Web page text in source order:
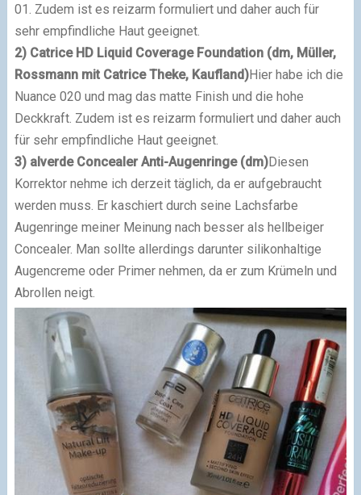
01. Zudem ist es reizarm formuliert und daher auch für
sehr empfindliche Haut geeignet.
2) Catrice HD Liquid Coverage Foundation (dm, Müller,
Rossmann mit Catrice Theke, Kaufland)Hier habe ich die
Nuance 020 und mag das matte Finish und die hohe
Deckkraft. Zudem ist es reizarm formuliert und daher auch
für sehr empfindliche Haut geeignet.
3) alverde Concealer Anti-Augenringe (dm)Diesen
Korrektor nehme ich derzeit täglich, da er aufgebraucht
werden muss. Er kaschiert durch seine Lachsfarbe
Augenringe meiner Meinung nach besser als hellbeiger
Concealer. Man sollte allerdings darunter silikonhaltige
Augencreme oder Primer nehmen, da er zum Krümeln und
Abrollen neigt.